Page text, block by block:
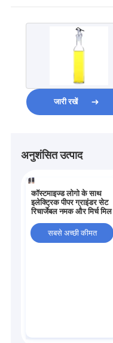
जारी रखें
अनुशंसित उत्पाद
कॉस्टमाइज्ड लोगो के साथ
इलेक्ट्रिक पीपर ग्राइंडर सेट
रिचार्जेबल नमक और मिर्च मिल
सबसे अच्छी कीमत